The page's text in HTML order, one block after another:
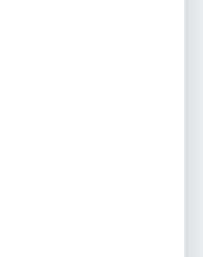
marca Shelo
para aquellas
delicioso sin
combinan el sabor
y bajos en calorías,
saludable.
sabor